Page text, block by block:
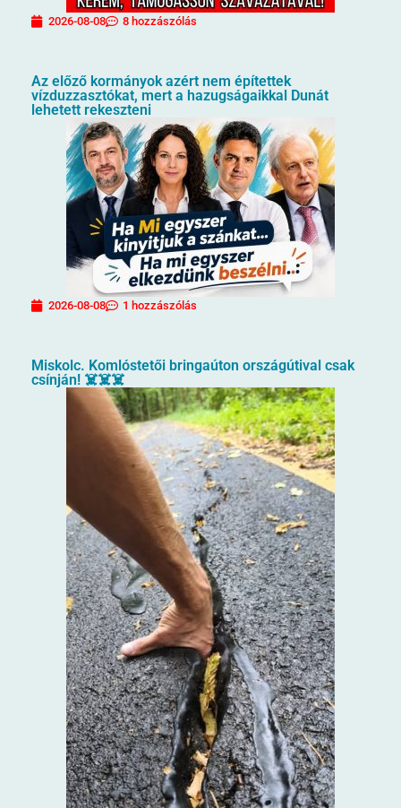
2026-08-08 8 hozzászólás
Az előző kormányok azért nem építettek
vízduzzasztókat, mert a hazugságaikkal Dunát
lehetett rekeszteni
2026-08-08 1 hozzászólás
Miskolc. Komlóstetői bringaúton országútival csak
csínján! ☠️☠️☠️